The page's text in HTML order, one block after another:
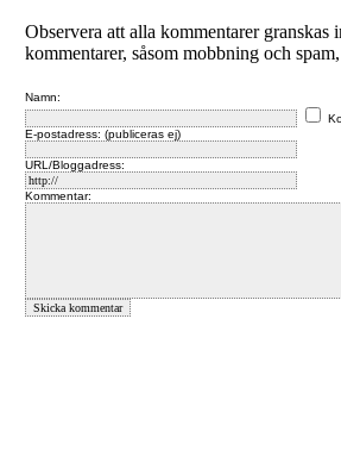
Observera att alla kommentarer
kommentarer, såsom mobbning och
Namn:
E-postadress: (publiceras ej)
URL/Bloggadress:
Kommentar: